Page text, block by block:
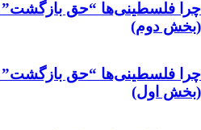
چرا فلسطینی‌ها “حق بازگشت”
(بخش دوم)
چرا فلسطینی‌ها “حق بازگشت”
(بخش اول)